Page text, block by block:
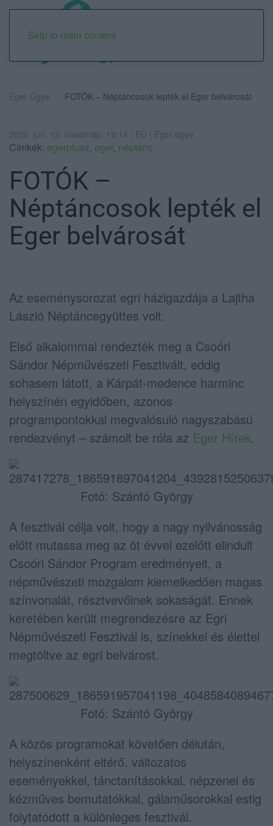
Skip to main content
Eger Ügye FOTÓK – Néptáncosok lepték el Eger belvárosát
2022. jún. 12. Vasárnap, 19:14 | EÜ | Eger ügye
Címkék: egerplusz, eger, néptánc
FOTÓK –
Néptáncosok lepték el
Eger belvárosát
Az eseménysorozat egri házigazdája a Lajtha
László Néptáncegyüttes volt.
Első alkalommal rendezték meg a Csoóri
Sándor Népművészeti Fesztivált, eddig
sohasem látott, a Kárpát-medence harminc
helyszínén egyidőben, azonos
programpontokkal megvalósuló nagyszabású
rendezvényt – számolt be róla az Eger Hírek.
Fotó: Szántó György
A fesztivál célja volt, hogy a nagy nyilvánosság
előtt mutassa meg az öt évvel ezelőtt elindult
Csoóri Sándor Program eredményeit, a
népművészeti mozgalom kiemelkedően magas
színvonalát, résztvevőinek sokaságát. Ennek
keretében került megrendezésre az Egri
Népművészeti Fesztivál is, színekkel és élettel
megtöltve az egri belvárost.
Fotó: Szántó György
A közös programokat követően délután,
helyszínenként eltérő, változatos
eseményekkel, tánctanításokkal, népzenei és
kézműves bemutatókkal, gálaműsorokkal estig
folytatódott a különleges fesztivál.